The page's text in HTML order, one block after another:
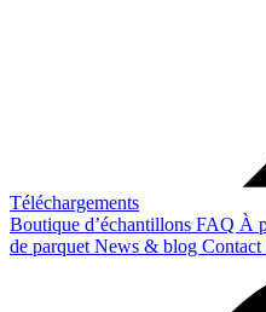
Téléchargements
Boutique d’échantillons FAQ À
de parquet News & blog Contact